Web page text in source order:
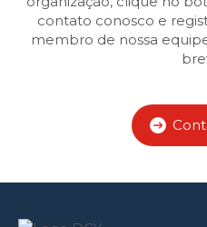
contato conosco e
membro de nossa